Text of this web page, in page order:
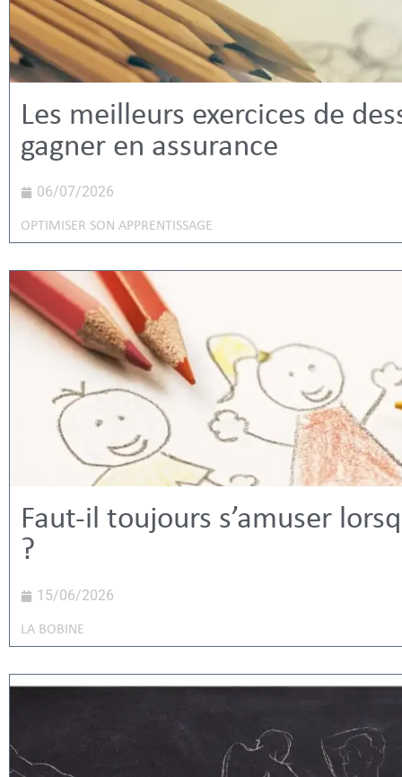
Les meilleurs exercices de
gagner en assurance
06/07/2026
OPTIMISER SON APPRENTISSAGE
Faut-il toujours s’amuser
?
15/06/2026
LA BOBINE